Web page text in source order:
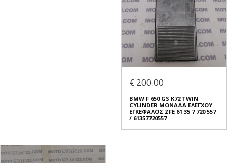
€ 200.00
BMW F 650 GS K72 TWIN
CYLINDER ΜΟΝΑΔΑ ΕΛΕΓΧΟΥ
ΕΓΚΕΦΑΛΟΣ ZFE 61 35 7 720 557
/ 61357720557